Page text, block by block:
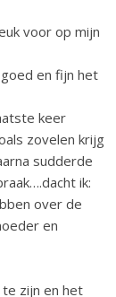
voor op mijn
en fijn het
keer
zovelen krijg
sudderde
ik:
over de
en
zijn en het